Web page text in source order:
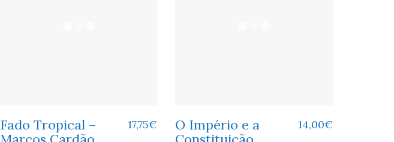
Fado Tropical –
17,75€
O Império e a
14,00€